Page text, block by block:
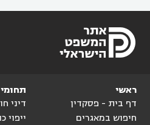
ראשי
דף בית - פסקדין
חיפוש במאגרים
דיני